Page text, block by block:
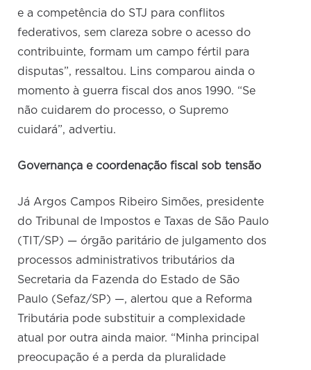
e a competência do STJ para conflitos
federativos, sem clareza sobre o acesso do
contribuinte, formam um campo fértil para
disputas”, ressaltou. Lins comparou ainda o
momento à guerra fiscal dos anos 1990. “Se
não cuidarem do processo, o Supremo
cuidará”, advertiu.
Governança e coordenação fiscal sob tensão
Já Argos Campos Ribeiro Simões, presidente
do Tribunal de Impostos e Taxas de São Paulo
(TIT/SP) — órgão paritário de julgamento dos
processos administrativos tributários da
Secretaria da Fazenda do Estado de São
Paulo (Sefaz/SP) —, alertou que a Reforma
Tributária pode substituir a complexidade
atual por outra ainda maior. “Minha principal
preocupação é a perda da pluralidade